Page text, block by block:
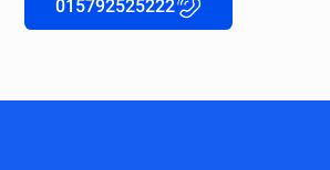
015792525222